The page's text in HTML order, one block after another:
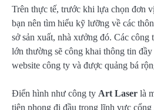
Trên thực tế, trước khi lựa chọn đơn
bạn nên tìm hiểu kỹ lưỡng về các
sở sản xuất, nhà xưởng đó. Các công
lớn thường sẽ công khai thông tin
website công ty và được quảng bá
Điển hình như công ty Art Laser là
tiên phong đi đầu trong lĩnh vực cổng